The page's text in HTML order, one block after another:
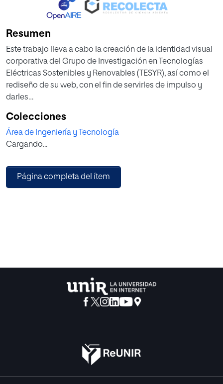
Resumen
Este trabajo lleva a cabo la creación de la identidad visual
corporativa del Grupo de Investigación en Tecnologías
Eléctricas Sostenibles y Renovables (TESYR), así como el
rediseño de su web, con el fin de servirles de impulso y
darles
Para el desarrollo de dicho proyecto se ha realizado una
búsqueda y documentación previa sobre el sector, para
poseer las competencias y conocimientos necesarios
abordar el proceso creativo.
Para la creación y diseño de marca se ha llevado a cabo la
Colecciones
Área de Ingeniería y Tecnología
Cargando...
Página completa del ítem